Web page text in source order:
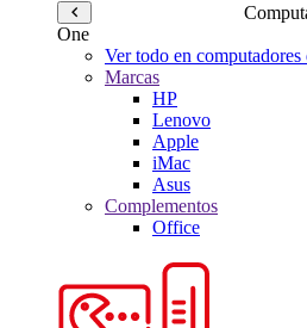
One
Ver todo en
Marcas
HP
Lenovo
Apple
iMac
Asus
Complementos
Office